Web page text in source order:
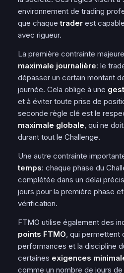
environnement de trading
que chaquetrader est
avec rigueur.
La première contrainte
maximale journalière: le
dépasser un certain montant
journée. Cela oblige à une
et à éviter toute prise de
seconde règle clé est le
maximale globale, qui ne
durant tout le Challenge.
Une autre contrainte
temps: chaque phase du
complétée dans un délai
jours pour la première phase
vérification.
FTMO utilise également des
points FTMO, qui permettent
performances et la discipline
certaines exigences
comme un nombre de jours